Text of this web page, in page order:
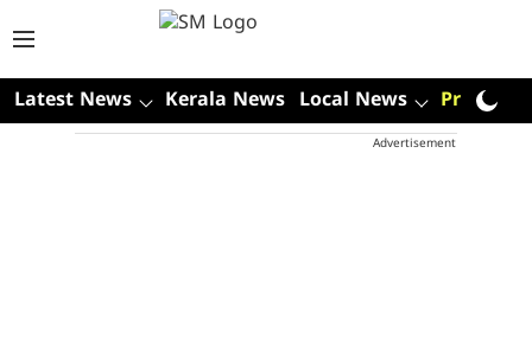
Latest News Kerala News Local News Premium
Advertisement